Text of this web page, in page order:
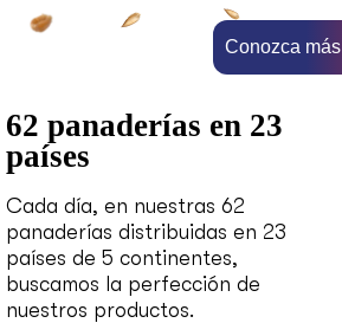
Conozca más
62 panaderías en 23
países
Cada día, en nuestras 62
panaderías distribuidas en 23
países de 5 continentes,
buscamos la perfección de
nuestros productos.